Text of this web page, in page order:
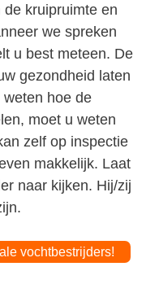
kruipruimte en
we spreken
u best meteen. De
gezondheid laten
hoe de
moet u weten
zelf op inspectie
makkelijk. Laat
naar kijken. Hij/zij
vochtbestrijders!